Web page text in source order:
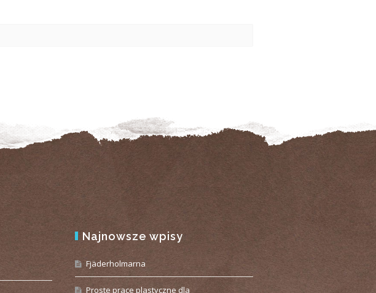
Najnowsze wpisy
Fjäderholmarna
Proste prace plastyczne dla